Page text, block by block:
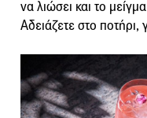
να λιώσει και το
Αδειάζετε στο ποτήρι,